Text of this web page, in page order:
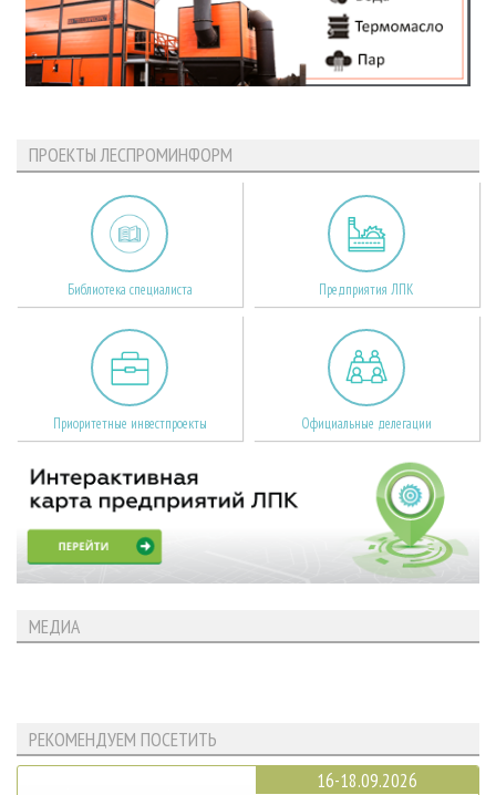
ПРОЕКТЫ ЛЕСПРОМИНФОРМ
Библиотека специалиста Предприятия ЛПК
Приоритетные инвестпроекты Официальные делегации
МЕДИА
РЕКОМЕНДУЕМ ПОСЕТИТЬ
16-18.09.2026